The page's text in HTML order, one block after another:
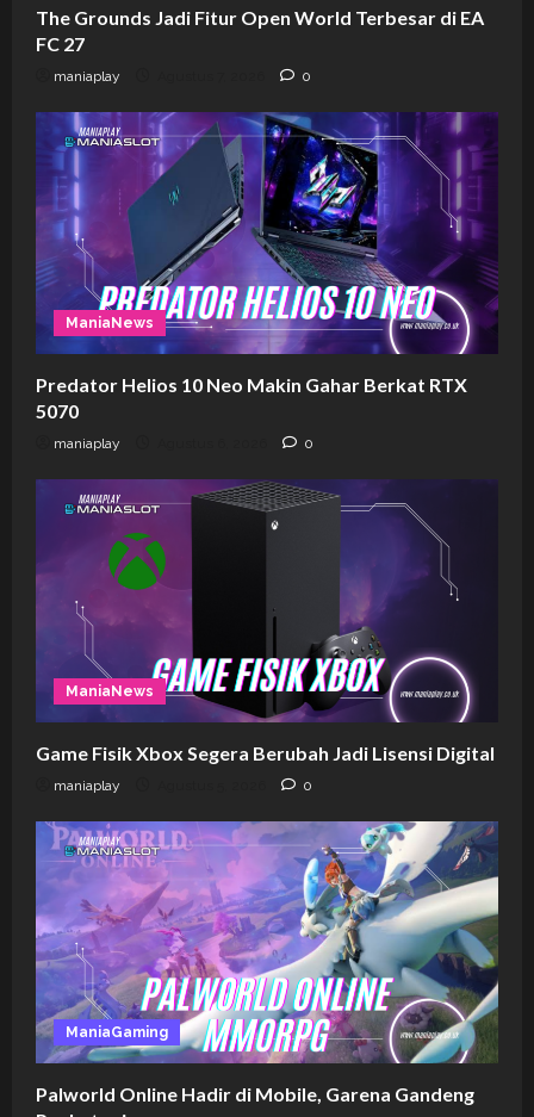
The Grounds Jadi Fitur Open World Terbesar di EA
FC 27
maniaplay 0
ManiaNews
Predator Helios 10 Neo Makin Gahar Berkat RTX
5070
maniaplay 0
ManiaNews
Game Fisik Xbox Segera Berubah Jadi Lisensi Digital
maniaplay 0
ManiaGaming
Palworld Online Hadir di Mobile, Garena Gandeng